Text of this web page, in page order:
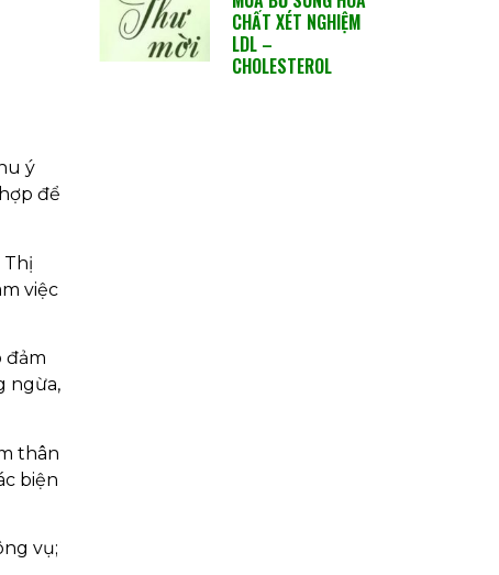
ý
để
Thị
việc
đảm
ngừa,
thân
biện
vụ;
CHẤT XÉT NGHIỆM
LDL –
CHOLESTEROL